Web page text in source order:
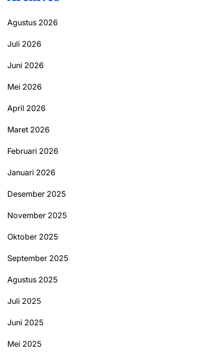
Agustus 2026
Juli 2026
Juni 2026
Mei 2026
April 2026
Maret 2026
Februari 2026
Januari 2026
Desember 2025
November 2025
Oktober 2025
September 2025
Agustus 2025
Juli 2025
Juni 2025
Mei 2025